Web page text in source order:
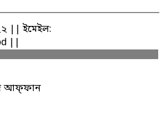
|| ইমেইল:
||
আফ্ফান